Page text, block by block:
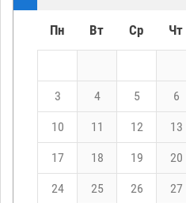
Пн Вт Ср Чт
3 4 5 6
10 11 12 13
17 18 19 20
24 25 26 27